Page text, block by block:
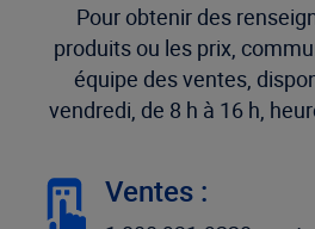
Pour obtenir des
produits ou les prix,
équipe des ventes,
vendredi, de 8 h à 16 h,
Ventes :